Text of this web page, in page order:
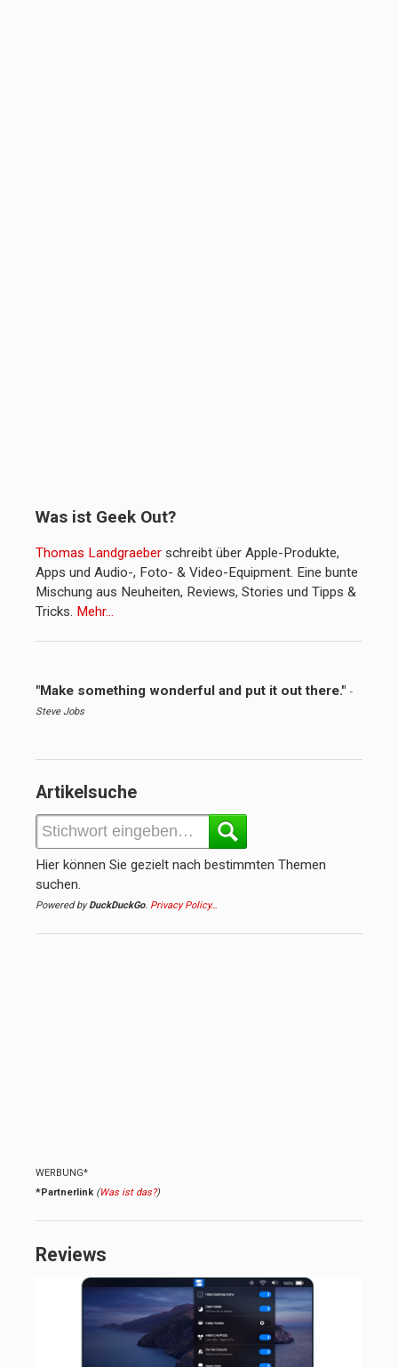
Was ist Geek Out?
Thomas Landgraeber schreibt über Apple-Produkte,
Apps und Audio-, Foto- & Video-Equipment. Eine bunte
Mischung aus Neuheiten, Reviews, Stories und Tipps &
Tricks. Mehr…
"Make something wonderful and put it out there." -
Steve Jobs
Artikelsuche
Hier können Sie gezielt nach bestimmten Themen
suchen.
Powered byDuckDuckGo. Privacy Policy…
WERBUNG*
*Partnerlink (Was ist das?)
Reviews